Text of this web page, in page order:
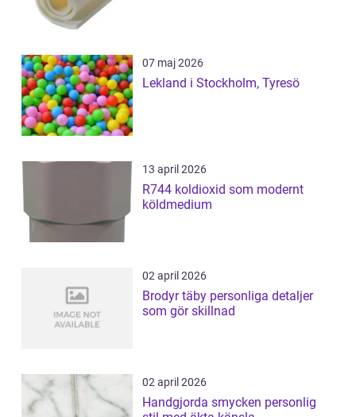
07 maj 2026
Lekland i Stockholm, Tyresö
13 april 2026
R744 koldioxid som modernt
köldmedium
02 april 2026
Brodyr täby personliga detaljer
som gör skillnad
02 april 2026
Handgjorda smycken personlig